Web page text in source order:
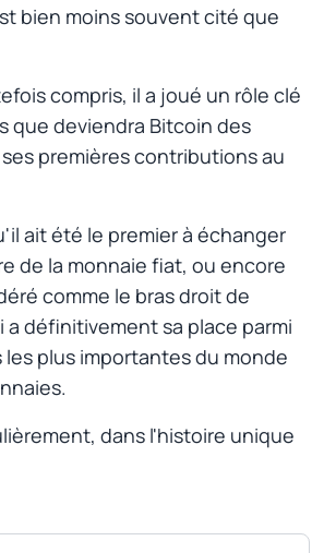
bien moins souvent cité que
compris, il a joué un rôle clé
que deviendra Bitcoin des
premières contributions au
ait été le premier à échanger
de la monnaie fiat, ou encore
comme le bras droit de
a définitivement sa place parmi
les plus importantes du monde
dans l'histoire unique